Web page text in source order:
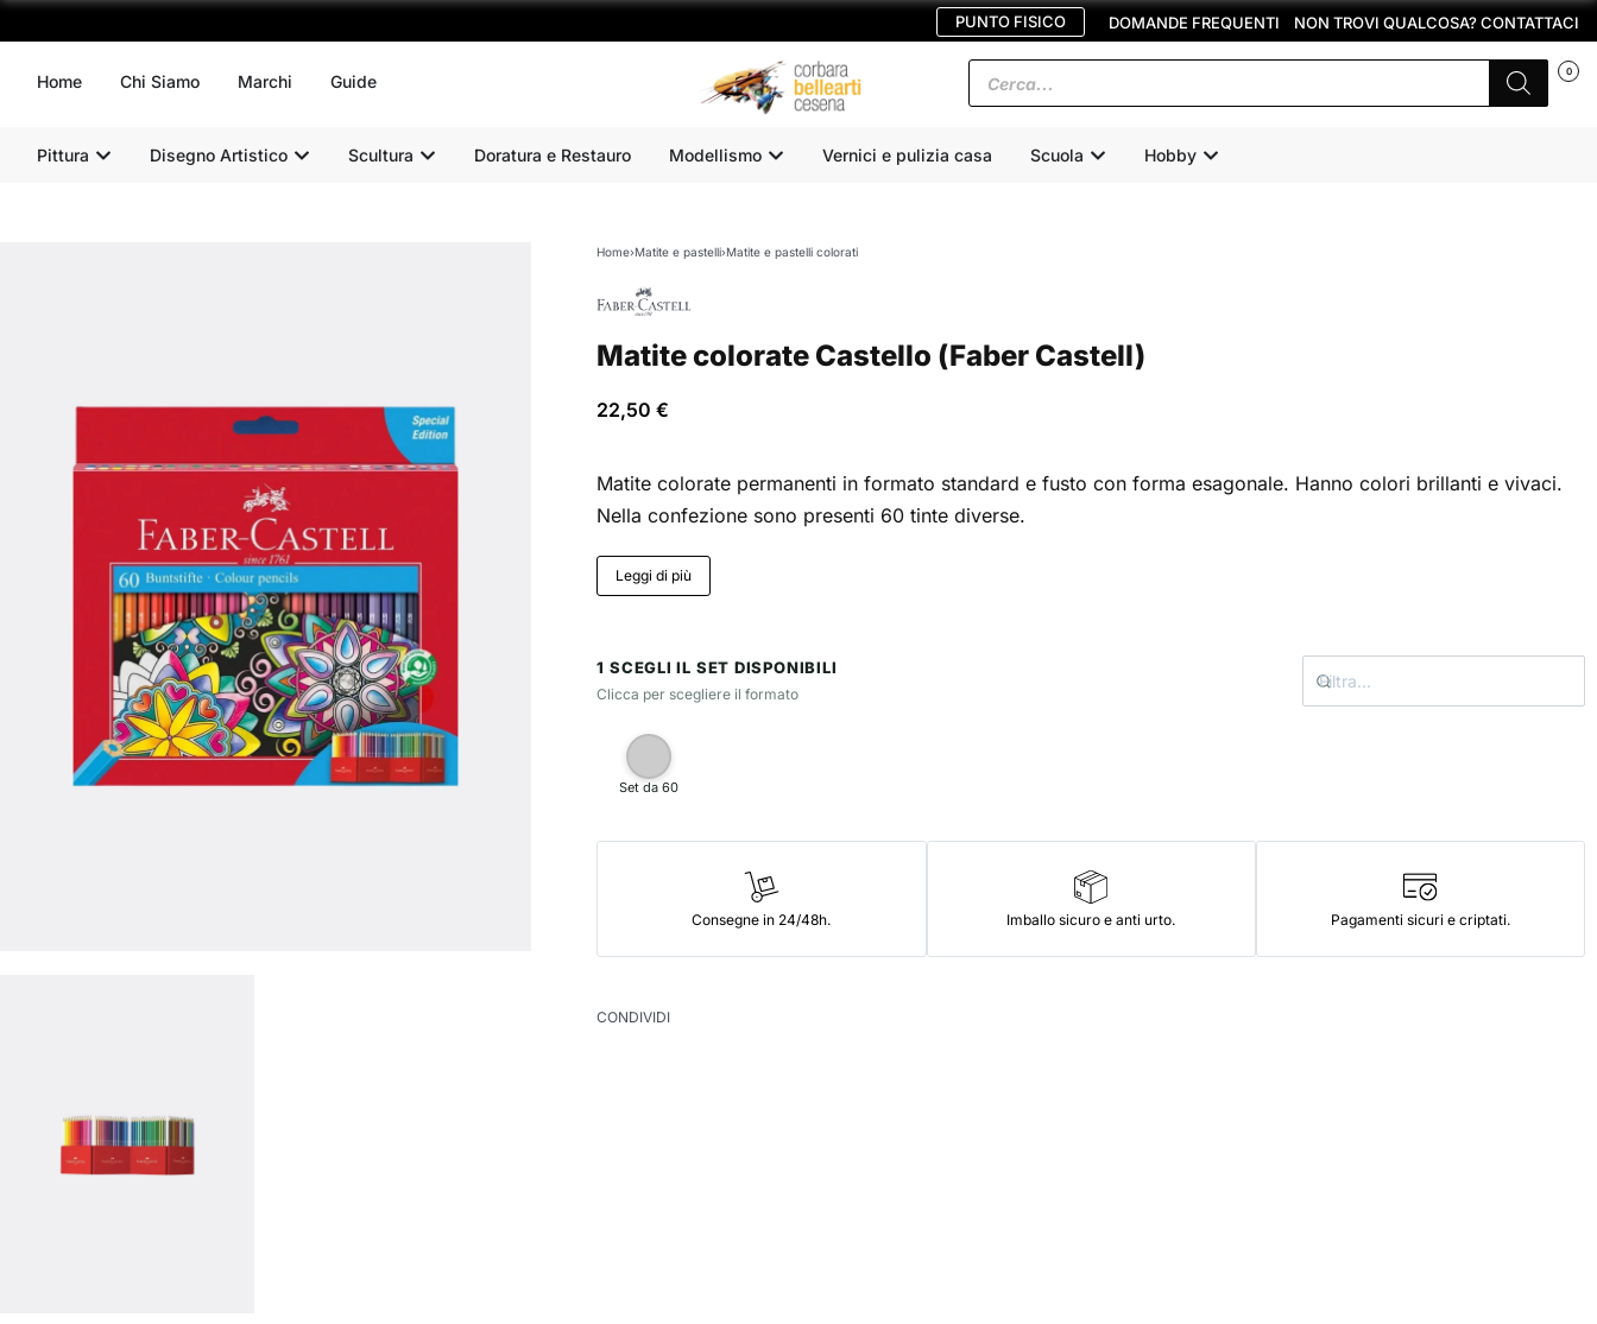
PUNTO FISICO DOMANDE FREQUENTI NON TROVI QUALCOSA? CONTATTACI
Home Chi Siamo Marchi Guide 0
Pittura Disegno Artistico Scultura Doratura e Restauro Modellismo Vernici e pulizia casa Scuola Hobby
Home›Matite e pastelli›Matite e pastelli colorati
Matite colorate Castello (Faber Castell)
22,50€
Matite colorate permanenti in formato standard e fusto con forma esagonale. Hanno colori brillanti e vivaci.
Nella confezione sono presenti 60 tinte diverse.
Leggi di più
1 SCEGLI IL SET DISPONIBILI
Clicca per scegliere il formato
Set da 60
Consegne in 24/48h. Imballo sicuro e anti urto. Pagamenti sicuri e criptati.
CONDIVIDI